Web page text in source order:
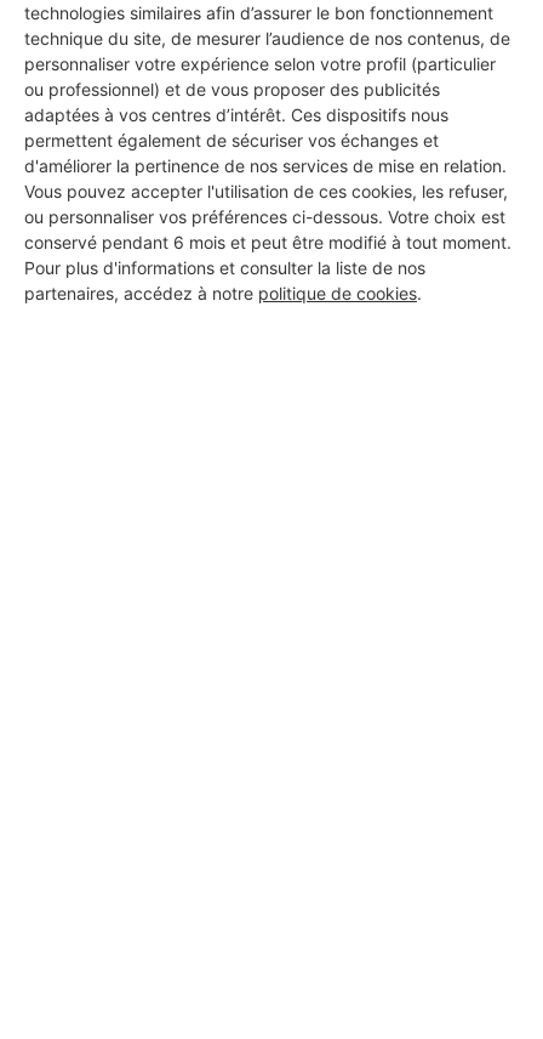
technologies similaires afin d’assurer le bon fonctionnement
technique du site, de mesurer l’audience de nos contenus, de
personnaliser votre expérience selon votre profil (particulier
ou professionnel) et de vous proposer des publicités
adaptées à vos centres d’intérêt. Ces dispositifs nous
permettent également de sécuriser vos échanges et
d'améliorer la pertinence de nos services de mise en relation.
Vous pouvez accepter l'utilisation de ces cookies, les refuser,
ou personnaliser vos préférences ci-dessous. Votre choix est
conservé pendant 6 mois et peut être modifié à tout moment.
Pour plus d'informations et consulter la liste de nos
partenaires, accédez à notre politique de cookies.
Les 1 autres Installateurs
d'alarmes pour vos travaux à
Vairé
LEFOULON Elec
Vairé